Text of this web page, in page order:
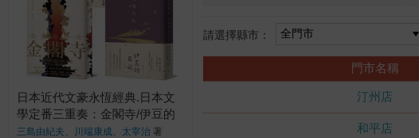
請選擇縣市：
門市名稱
汀州店
和平店
日本近代文豪永恆經典.日本文
學定番三重奏：金閣寺/伊豆的
舞孃/人間失格【精裝限定套
三島由紀夫、川端康成、太宰治 著